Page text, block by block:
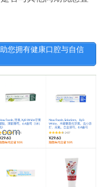
您拥有健康口腔与自信